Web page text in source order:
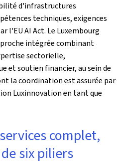
d'infrastructures
techniques, exigences
l'EU AI Act. Le Luxembourg
intégrée combinant
sectorielle,
et soutien financier, au sein de
la coordination est assurée par
Luxinnovation en tant que
complet,
six piliers